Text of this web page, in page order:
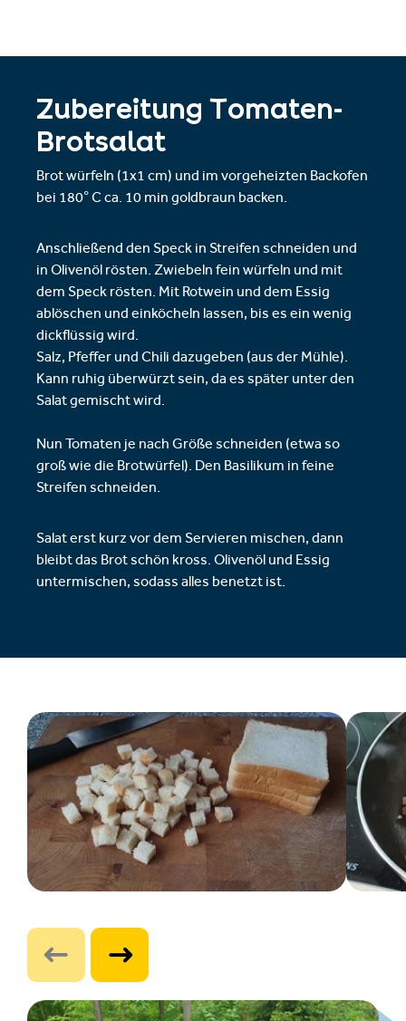
Zubereitung Tomaten-
Brotsalat
Brot würfeln (1x1 cm) und im vorgeheizten Backofen
bei 180° C ca. 10 min goldbraun backen.
Anschließend den Speck in Streifen schneiden und
in Olivenöl rösten. Zwiebeln fein würfeln und mit
dem Speck rösten. Mit Rotwein und dem Essig
ablöschen und einköcheln lassen, bis es ein wenig
dickflüssig wird.
Salz, Pfeffer und Chili dazugeben (aus der Mühle).
Kann ruhig überwürzt sein, da es später unter den
Salat gemischt wird.
Nun Tomaten je nach Größe schneiden (etwa so
groß wie die Brotwürfel). Den Basilikum in feine
Streifen schneiden.
Salat erst kurz vor dem Servieren mischen, dann
bleibt das Brot schön kross. Olivenöl und Essig
untermischen, sodass alles benetzt ist.